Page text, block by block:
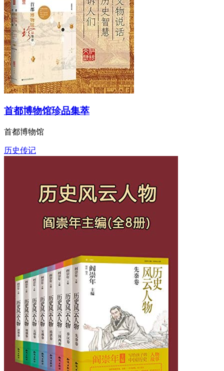
首都博物馆珍品集萃
首都博物馆
历史传记